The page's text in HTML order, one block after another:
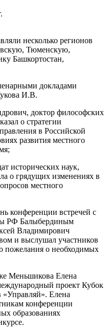
несколько регионов
Тюменскую,
Башкортостан,
докладами
И.В.
доктор философских
о стратегии
в Российской
развития местного
исторических наук,
о грядущих изменениях в
местного
конференции встречей с
РФ Балыбердиным
Владимирович
и выслушал участников
пожелания о необходимых
Меньшикова Елена
проект Кубок
«Управляй». Елена
конференции
образованиях